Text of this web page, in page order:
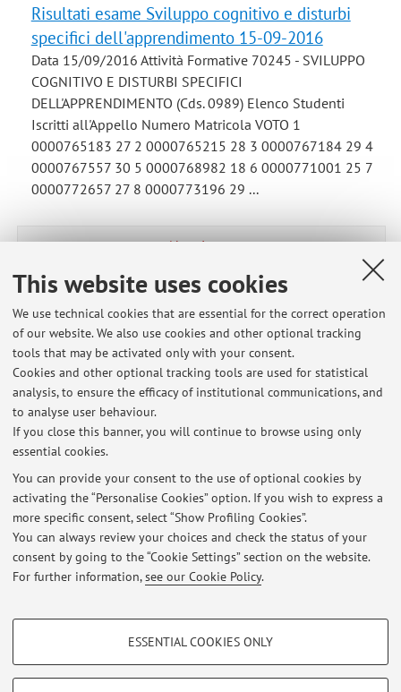
This website uses cookies
We use technical cookies that are essential for the correct operation
of our website. We also use cookies and other optional tracking
tools that may be activated only with your consent.
Cookies and other optional tracking tools are used for statistical
analysis, to ensure the efficacy of institutional communications, and
to analyse user behaviour.
If you close this banner, you will continue to browse using only
essential cookies.
You can provide your consent to the use of optional cookies by
activating the “Personalise Cookies” option. If you wish to express a
more specific consent, select “Show Profiling Cookies”.
You can always review your choices and check the status of your
consent by going to the “Cookie Settings” section on the website.
For further information,see our Cookie Policy.
PROFILING COOKIES - OPTIONAL
ESSENTIAL COOKIES ONLY
Risultati esame Sviluppo cognitivo e disturbi
specifici dell'apprendimento 15-09-2016
Data 15/09/2016 Attività Formative 70245 - SVILUPPO
COGNITIVO E DISTURBI SPECIFICI
DELL'APPRENDIMENTO (Cds. 0989) Elenco Studenti
Iscritti all'Appello Numero Matricola VOTO 1
0000765183 27 2 0000765215 28 3 0000767184 29 4
0000767557 30 5 0000768982 18 6 0000771001 25 7
0000772657 27 8 0000773196 29 ...
Next items
Latest news
Modalità di esame da remoto in forma orale
Published on: April 15 2020
International seminars February 12, 18 and 26, by Professor Anat
Scher, ISA Visiting Professor, Department of Counseling and Human
Development, University of Haifa, Israel
Published on: February 12 2020
Giornata scientifica Consensus Conference sul Disturbo Primario del
Linguaggio (DPL). Presentazione e discussione dei risultati
Published on: January 23 2020
Restricted area
Loginto manage all website contents.